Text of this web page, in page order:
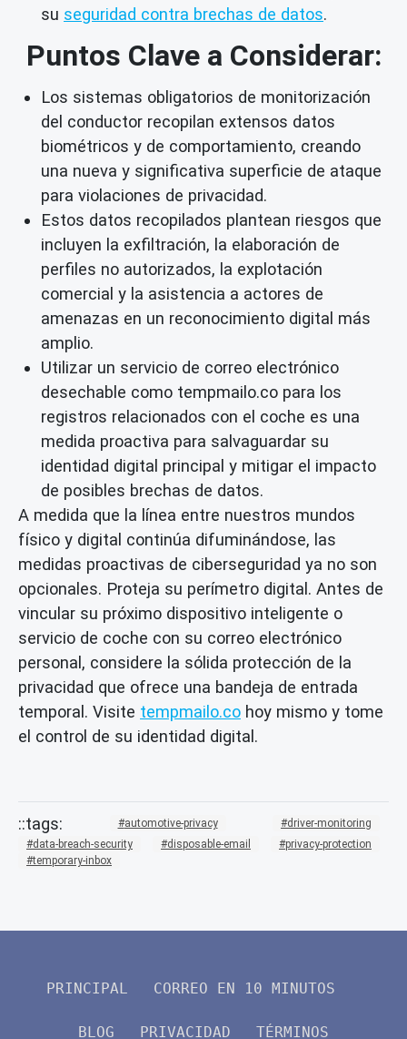
su seguridad contra brechas de datos.
Puntos Clave a Considerar:
Los sistemas obligatorios de monitorización
del conductor recopilan extensos datos
biométricos y de comportamiento, creando
una nueva y significativa superficie de ataque
para violaciones de privacidad.
Estos datos recopilados plantean riesgos que
incluyen la exfiltración, la elaboración de
perfiles no autorizados, la explotación
comercial y la asistencia a actores de
amenazas en un reconocimiento digital más
amplio.
Utilizar un servicio de correo electrónico
desechable como tempmailo.co para los
registros relacionados con el coche es una
medida proactiva para salvaguardar su
identidad digital principal y mitigar el impacto
de posibles brechas de datos.
A medida que la línea entre nuestros mundos
físico y digital continúa difuminándose, las
medidas proactivas de ciberseguridad ya no son
opcionales. Proteja su perímetro digital. Antes de
vincular su próximo dispositivo inteligente o
servicio de coche con su correo electrónico
personal, considere la sólida protección de la
privacidad que ofrece una bandeja de entrada
temporal. Visite tempmailo.co hoy mismo y tome
el control de su identidad digital.
automotive-privacy
driver-monitoring
data-breach-security
disposable-email
privacy-protection
temporary-inbox
PRINCIPAL CORREO EN 10 MINUTOS
BLOG PRIVACIDAD TÉRMINOS